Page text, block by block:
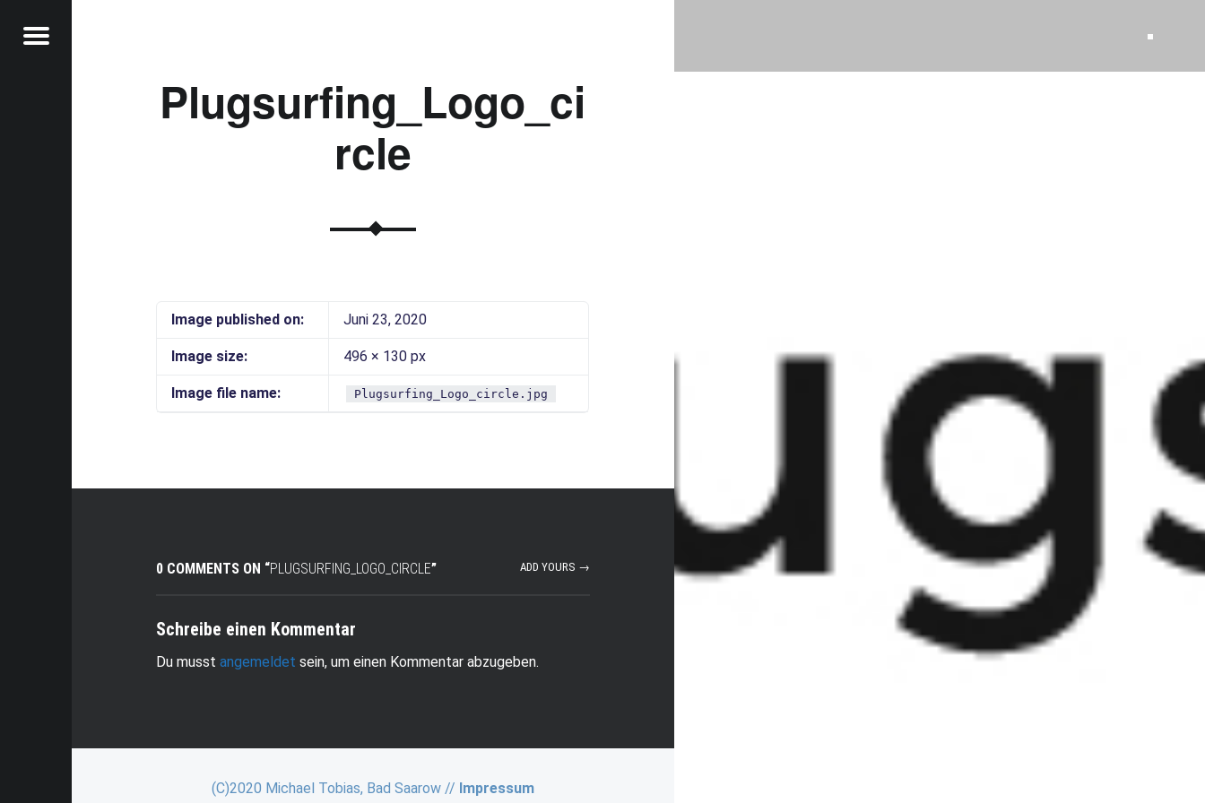
Bad Saarow Electric
Menu
Plugsurfing_Logo_ci
rcle
Image published on: Juni 23, 2020
Image size: 496 × 130 px
Image file name: Plugsurfing_Logo_circle.jpg
0 COMMENTS ON “PLUGSURFING_LOGO_CIRCLE” ADD YOURS →
Schreibe einen Kommentar
Du musstangemeldet sein, um einen Kommentar abzugeben.
(C)2020 Michael Tobias, Bad Saarow // Impressum